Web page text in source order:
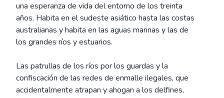
una esperanza de vida del entorno de los treinta
años. Habita en el sudeste asiático hasta las costas
australianas y habita en las aguas marinas y las de
los grandes ríos y estuarios.
Las patrullas de los ríos por los guardas y la
confiscación de las redes de enmalle ilegales, que
accidentalmente atrapan y ahogan a los delfines,